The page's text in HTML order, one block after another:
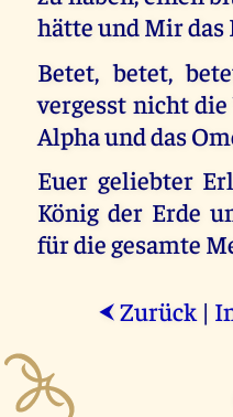
hätte und Mir das
Betet, betet,
vergesst nicht
Alpha und das
Euer geliebter
König der Erde
für die gesamte
⮜ Zurück |